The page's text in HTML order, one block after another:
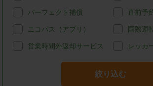
パーフェクト補償 直前予
ニコパス（アプリ） 国際運
営業時間外返却サービス レッカ
絞り込む